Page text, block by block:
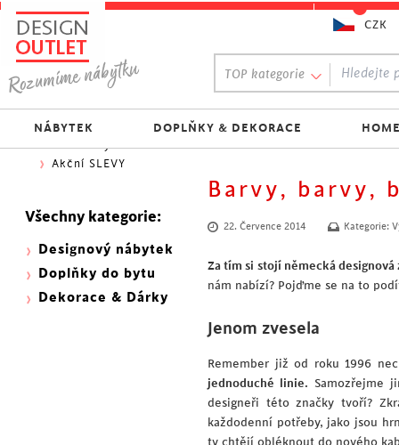
Barvy, barvy,
22. Července 2014 Kategorie:
Za tím si stojí německá
nám nabízí? Pojďme se na to
Jenom zvesela
Remember již od roku 1996
jednoduché linie. Samozřejme
designeři této značky tvoří?
každodenní potřeby, jako jsou
ty chtějí obléknout do nového
Oblíbený výběr:
300 NOVINEK
333 BESTSELLERŮ
Nejlevnější do 1.500 Kč
Skladovky
Akční SLEVY
Všechny kategorie:
Designový nábytek
Doplňky do bytu
Dekorace & Dárky
TOP kategorie
NÁBYTEK DOPLŇKY & DEKORACE
CZK